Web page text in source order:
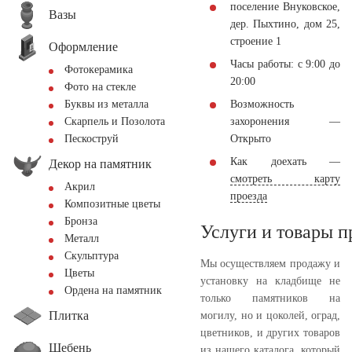
Вазы
Оформление
Фотокерамика
Фото на стекле
Буквы из металла
Скарпель и Позолота
Пескоструй
Декор на памятник
Акрил
Композитные цветы
Бронза
Металл
Скульптура
Цветы
Ордена на памятник
Плитка
Щебень
поселение Внуковское,
дер. Пыхтино, дом 25,
строение 1
Часы работы: с 9:00 до
20:00
Возможность
захоронения —
Открыто
Как доехать —
смотреть карту
проезда
Услуги и товары
Мы осуществляем продажу и
установку на кладбище не
только памятников на
могилу, но и цоколей, оград,
цветников, и других товаров